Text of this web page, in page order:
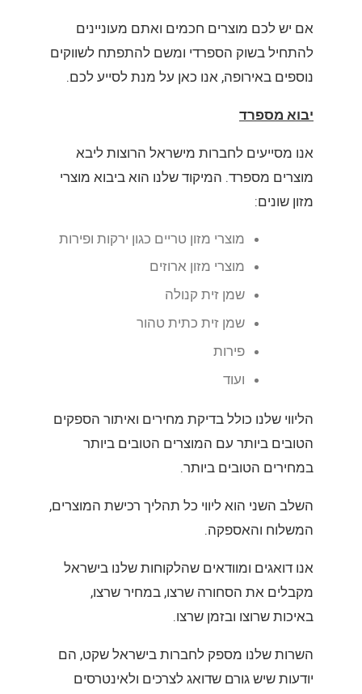
אם יש לכם מוצרים חכמים ואתם מעוניינים
להתחיל בשוק הספרדי ומשם להתפתח לשווקים
נוספים באירופה, אנו כאן על מנת לסייע לכם.
יבוא מספרד
אנו מסייעים לחברות מישראל הרוצות ליבא
מוצרים מספרד. המיקוד שלנו הוא ביבוא מוצרי
מזון שונים:
מוצרי מזון טריים כגון ירקות ופירות
מוצרי מזון ארוזים
שמן זית קנולה
שמן זית כתית טהור
פירות
ועוד
הליווי שלנו כולל בדיקת מחירים ואיתור הספקים
הטובים ביותר עם המוצרים הטובים ביותר
במחירים הטובים ביותר.
השלב השני הוא ליווי כל תהליך רכישת המוצרים,
המשלוח והאספקה.
אנו דואגים ומוודאים שהלקוחות שלנו בישראל
מקבלים את הסחורה שרצו, במחיר שרצו,
באיכות שרוצו ובזמן שרצו.
השרות שלנו מספק לחברות בישראל שקט, הם
יודעות שיש גורם שדואג לצרכים ולאינטרסים